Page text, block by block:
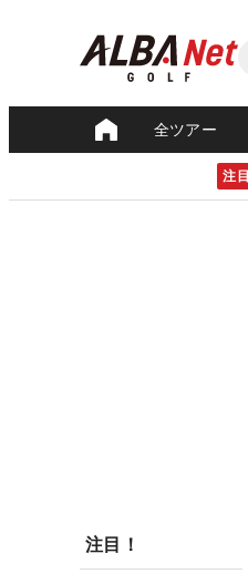
全ツアー
注目
注目！